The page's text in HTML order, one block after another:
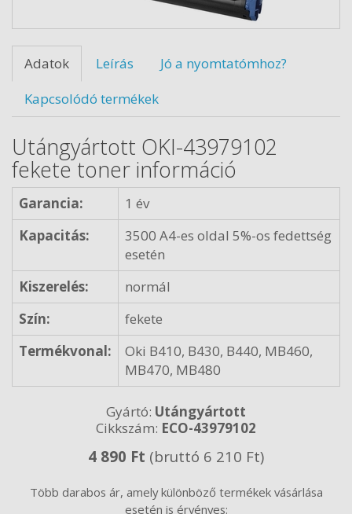
Adatok Leírás
Jó a nyomtatómhoz?
Kapcsolódó termékek
Utángyártott OKI-43979102
fekete toner információ
Garancia:
1 év
Kapacitás:
3500 A4-es oldal 5%-os fedettség
esetén
Kiszerelés:
normál
Szín:
fekete
Termékvonal:
Oki B410, B430, B440, MB460,
MB470, MB480
Gyártó: Utángyártott
Cikkszám: ECO-43979102
4 890 Ft (bruttó 6 210 Ft)
Több darabos ár, amely különböző termékek vásárlása
esetén is érvényes: